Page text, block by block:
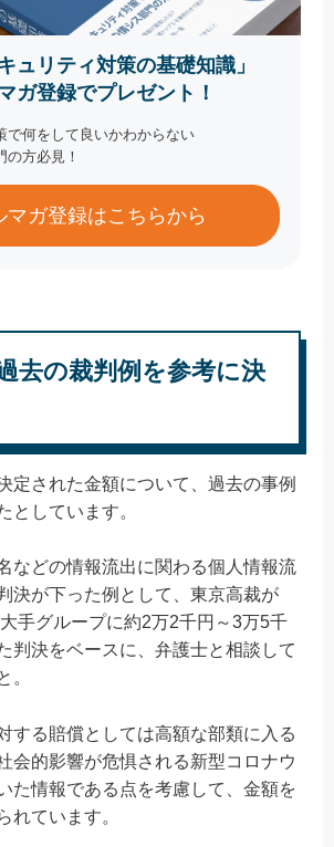
ュリティ対策の基礎知識」
ガ登録でプレゼント！
で何をして良いかわからない
の方必見！
マガ登録はこちらから
去の裁判例を参考に決
定された金額について、過去の事例
としています。
などの情報流出に関わる個人情報流
決が下った例として、東京高裁が
手グループに約2万2千円～3万5千
判決をベースに、弁護士と相談して
。
する賠償としては高額な部類に入る
会的影響が危惧される新型コロナウ
た情報である点を考慮して、金額を
れています。